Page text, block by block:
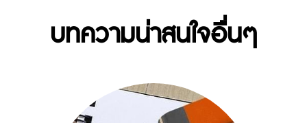
บทความน่าสนใจอื่นๆ